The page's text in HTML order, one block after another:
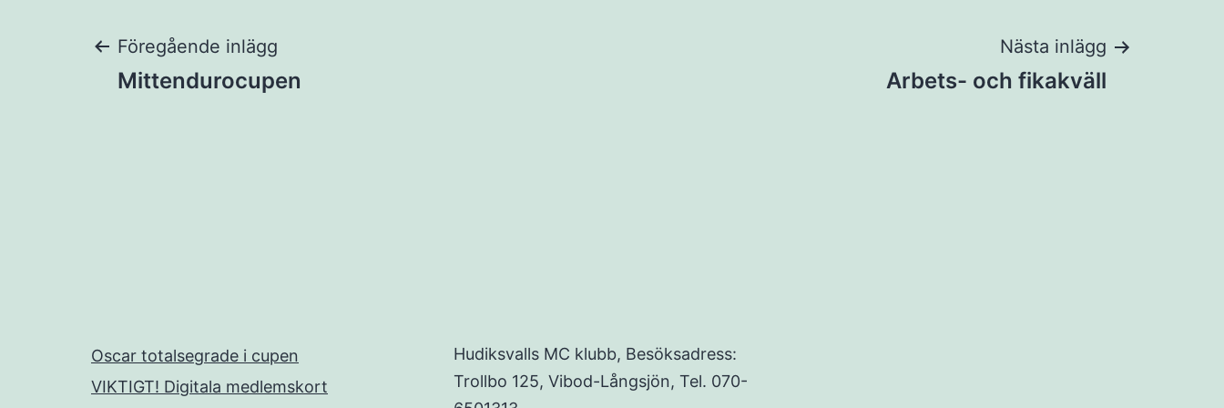
Inläggsnavigering
Föregående inlägg
Mittendurocupen
Nästa inlägg
Arbets- och fikakväll
Oscar totalsegrade i cupen
VIKTIGT! Digitala medlemskort
Hudiksvalls MC klubb, Besöksadress:
Trollbo 125, Vibod-Långsjön, Tel. 070-